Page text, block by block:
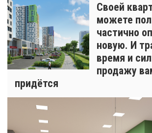
Своей
можете
частично
новую. И
время и
продажу
придётся